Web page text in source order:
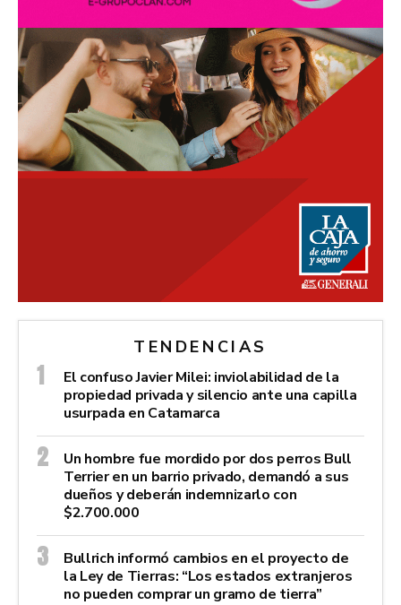
TENDENCIAS
El confuso Javier Milei: inviolabilidad de la
propiedad privada y silencio ante una capilla
usurpada en Catamarca
Un hombre fue mordido por dos perros Bull
Terrier en un barrio privado, demandó a sus
dueños y deberán indemnizarlo con
$2.700.000
Bullrich informó cambios en el proyecto de
la Ley de Tierras: “Los estados extranjeros
no pueden comprar un gramo de tierra”